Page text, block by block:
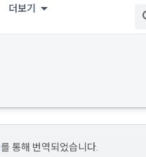
더보기
를 통해 번역되었습니다.